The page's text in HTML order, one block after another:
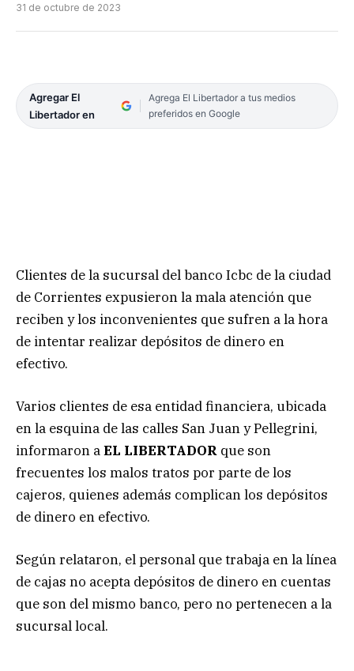
31 de octubre de 2023
Agregar El
Libertador en
Agrega El Libertador a tus medios
preferidos en Google
Clientes de la sucursal del banco Icbc de la ciudad
de Corrientes expusieron la mala atención que
reciben y los inconvenientes que sufren a la hora
de intentar realizar depósitos de dinero en
efectivo.
Varios clientes de esa entidad financiera, ubicada
en la esquina de las calles San Juan y Pellegrini,
informaron aEL LIBERTADOR que son
frecuentes los malos tratos por parte de los
cajeros, quienes además complican los depósitos
de dinero en efectivo.
Según relataron, el personal que trabaja en la línea
de cajas no acepta depósitos de dinero en cuentas
que son del mismo banco, pero no pertenecen a la
sucursal local.